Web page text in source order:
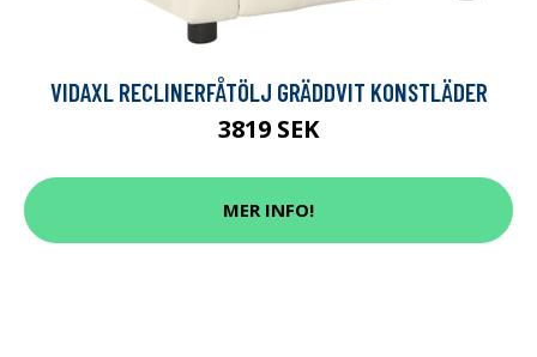
VIDAXL RECLINERFÅTÖLJ GRÄDDVIT KONSTLÄDER
3819 SEK
MER INFO!